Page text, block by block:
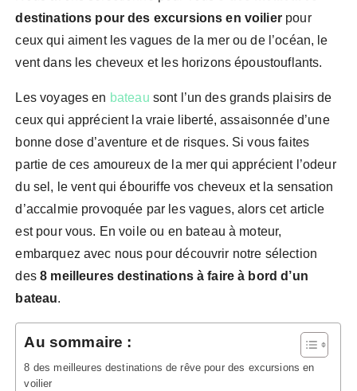
destinations pour des excursions en voilierpour
ceux qui aiment les vagues de la mer ou de l’océan, le
vent dans les cheveux et les horizons époustouflants.
Les voyages en bateau sont l’un des grands plaisirs de
ceux qui apprécient la vraie liberté, assaisonnée d’une
bonne dose d’aventure et de risques. Si vous faites
partie de ces amoureux de la mer qui apprécient l’odeur
du sel, le vent qui ébouriffe vos cheveux et la sensation
d’accalmie provoquée par les vagues, alors cet article
est pour vous. En voile ou en bateau à moteur,
embarquez avec nous pour découvrir notre sélection
des8 meilleures destinations à faire à bord d’un
bateau.
Au sommaire :
8 des meilleures destinations de rêve pour des excursions en
voilier